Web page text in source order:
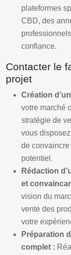
plateformes
CBD, des
confiance.
Contacter le
projet
Création
votre marché
stratégie de
vous
de
potentiel.
Rédaction
et
vision du
vente des
votre
Préparation
complet :